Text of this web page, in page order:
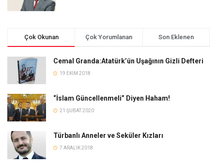
Çok Okunan Çok Yorumlanan Son Eklenen
Cemal Granda:Atatürk’ün Uşağının Gizli Defteri
19 EKIM 2018
“İslam Güncellenmeli” Diyen Haham!
21 ŞUBAT 2020
Türbanlı Anneler ve Seküler Kızları
7 ARALIK 2018